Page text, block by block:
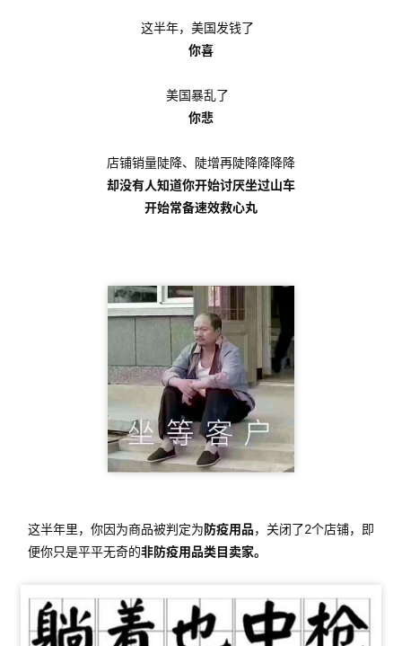
这半年，美国发钱了
你喜
美国暴乱了
你悲
店铺销量陡降、陡增再陡降降降降
却没有人知道你开始讨厌坐过山车
开始常备速效救心丸
这半年里，你因为商品被判定为防疫用品，关闭了2个店铺，即
便你只是平平无奇的非防疫用品类目卖家。